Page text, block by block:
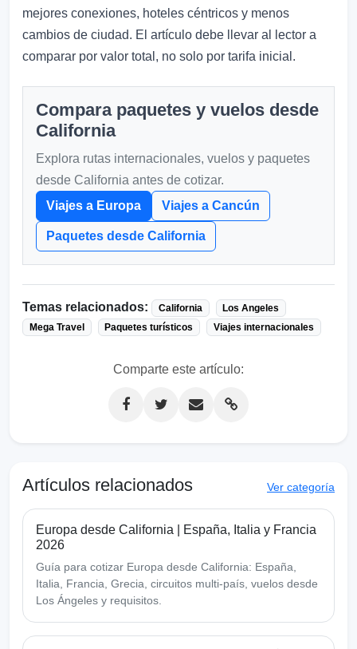
mejores conexiones, hoteles céntricos y menos
cambios de ciudad. El artículo debe llevar al lector a
comparar por valor total, no solo por tarifa inicial.
Compara paquetes y vuelos desde
California
Explora rutas internacionales, vuelos y paquetes
desde California antes de cotizar.
Viajes a Europa
Viajes a Cancún
Paquetes desde California
Temas relacionados: California
Los Angeles
Mega Travel
Paquetes turísticos Viajes internacionales
Comparte este artículo:
Artículos relacionados Ver categoría
Europa desde California | España, Italia y Francia
2026
Guía para cotizar Europa desde California: España,
Italia, Francia, Grecia, circuitos multi-país, vuelos desde
Los Ángeles y requisitos.